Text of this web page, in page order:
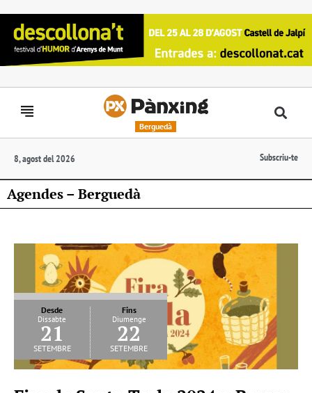
Berguedà
8, agost del 2026 Subscriu-te
Agendes – Berguedà
Desde
Dissabte
21
setembre
Fins
Diumenge
22
setembre